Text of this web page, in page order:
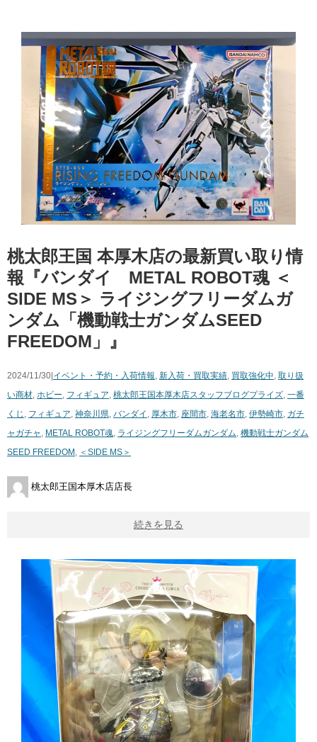
桃太郎王国 本厚木店の最新買い取り情
報『バンダイ METAL ROBOT魂 ＜
SIDE MS＞ ライジングフリーダムガ
ンダム「機動戦士ガンダムSEED
FREEDOM」』
2024/11/30|イベント・予約・入荷情報 新入荷・買取実績 買取強化中 取り扱
い商材 ホビー フィギュア 桃太郎王国本厚木店スタッフブログプライズ 一番
くじ
フィギュア 神奈川県 バンダイ 厚木市 座間市 海老名市 伊勢崎市 ガチ
ャガチャ
METAL ROBOT魂 ライジングフリーダムガンダム 機動戦士ガンダム
SEED FREEDOM
＜SIDE MS＞
桃太郎王国本厚木店店長
続きを見る